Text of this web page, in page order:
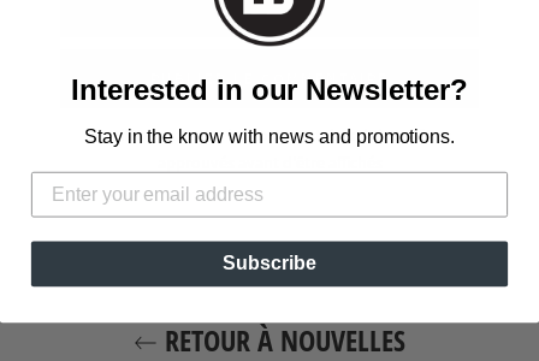
Veuillez noter que les commentaires doivent être
RETOUR À NOUVELLES
Interested in our Newsletter?
Stay in the know with news and promotions.
Subscribe